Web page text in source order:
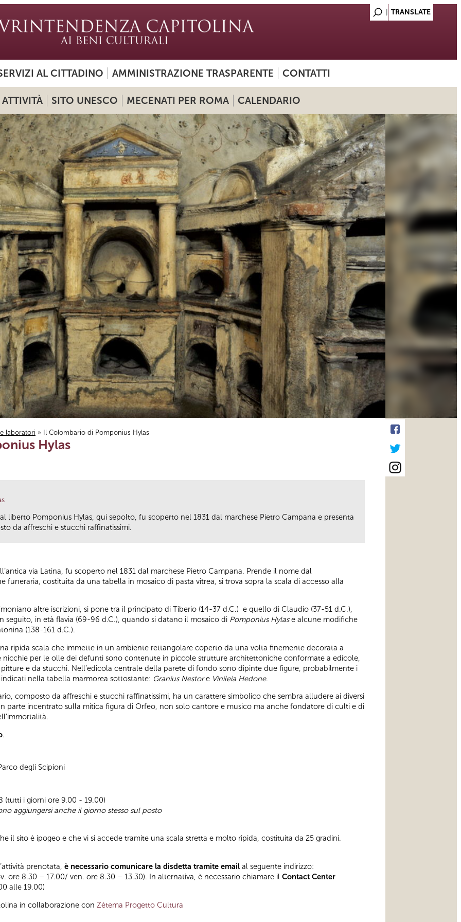
AL CITTADINO AMMINISTRAZIONE TRASPARENTE CONTATTI
ATTIVITÀ SITO UNESCO MECENATI PER ROMA CALENDARIO
laboratori » Il Colombario di Pomponius Hylas
Hylas
liberto Pomponius Hylas, qui sepolto, fu scoperto nel 1831 dal marchese Pietro Campana e presenta
da affreschi e stucchi raffinatissimi.
via Latina, fu scoperto nel 1831 dal marchese Pietro Campana. Prende il nome dal
funeraria, costituita da una tabella in mosaico di pasta vitrea, si trova sopra la scala di accesso alla
altre iscrizioni, si pone tra il principato di Tiberio (14-37 d.C.) e quello di Claudio (37-51 d.C.),
seguito, in età flavia (69-96 d.C.), quando si datano il mosaico di Pomponius Hylase alcune modifiche
(138-161 d.C.).
ripida scala che immette in un ambiente rettangolare coperto da una volta finemente decorata a
nicchie per le olle dei defunti sono contenute in piccole strutture architettoniche conformate a edicole,
e da stucchi. Nell’edicola centrale della parete di fondo sono dipinte due figure, probabilmente i
nella tabella marmorea sottostante: Granius Nestore Vinileia Hedone.
composto da affreschi e stucchi raffinatissimi, ha un carattere simbolico che sembra alludere ai diversi
parte incentrato sulla mitica figura di Orfeo, non solo cantore e musico ma anche fondatore di culti e di
.
degli Scipioni
(tutti i giorni ore 9.00 - 19.00)
aggiungersi anche il giorno stesso sul posto
il sito è ipogeo e che vi si accede tramite una scala stretta e molto ripida, costituita da 25 gradini.
prenotata, è necessario comunicare la disdetta tramite email al seguente indirizzo:
ore 8.30 – 17.00/ ven. ore 8.30 – 13.30). In alternativa, è necessario chiamare il Contact Center
alle 19.00)
in collaborazione con Zètema Progetto Cultura